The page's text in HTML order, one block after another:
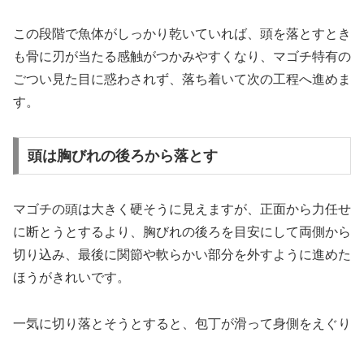
この段階で魚体がしっかり乾いていれば、頭を落とすとき
も骨に刃が当たる感触がつかみやすくなり、マゴチ特有の
ごつい見た目に惑わされず、落ち着いて次の工程へ進めま
す。
頭は胸びれの後ろから落とす
マゴチの頭は大きく硬そうに見えますが、正面から力任せ
に断とうとするより、胸びれの後ろを目安にして両側から
切り込み、最後に関節や軟らかい部分を外すように進めた
ほうがきれいです。
一気に切り落とそうとすると、包丁が滑って身側をえぐり